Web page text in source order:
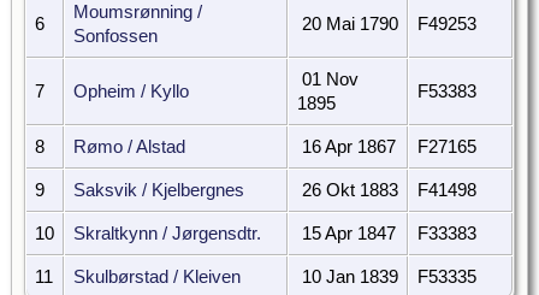
6
Moumsrønning /
Sonfossen
20 Mai 1790 F49253
7 Opheim / Kyllo
01 Nov
1895
F53383
8 Rømo / Alstad 16 Apr 1867 F27165
9 Saksvik / Kjelbergnes 26 Okt 1883 F41498
10 Skraltkynn / Jørgensdtr. 15 Apr 1847 F33383
11 Skulbørstad / Kleiven 10 Jan 1839 F53335